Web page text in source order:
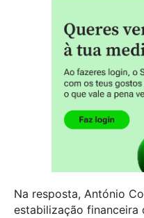
Na resposta, António
estabilização financeira